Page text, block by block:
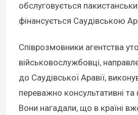
обслуговується
фінансується Саудівською
Співрозмовники агентства
військовослужбовці,
до Саудівської Аравії,
переважно консультативні та
Вони нагадали, що в країні